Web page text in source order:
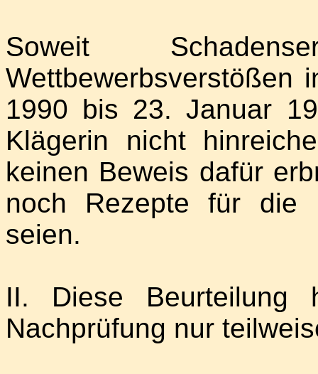
Soweit
Wettbewerbsverstößen
1990 bis 23. Januar
Klägerin nicht
keinen Beweis dafür
noch Rezepte für die
seien.
II. Diese Beurteilung
Nachprüfung nur